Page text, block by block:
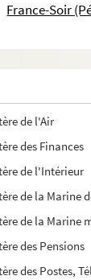
France-Soir
des Affaires
de l'Air
des Finances
de l'Intérieur
de la Marine
de la Marine
des Pensions
des Postes,